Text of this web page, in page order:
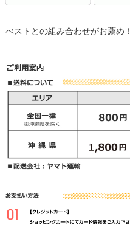
べストとの組み合わせがお薦め！